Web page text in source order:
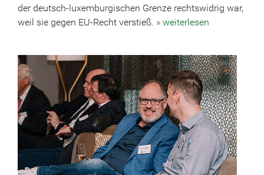
der deutsch-luxemburgischen Grenze rechtswidrig war,
weil sie gegen EU-Recht verstieß. » weiterlesen